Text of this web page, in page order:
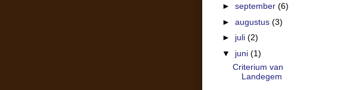
► september (6)
► augustus (3)
► juli (2)
▼ juni (1)
Criterium van
Landegem